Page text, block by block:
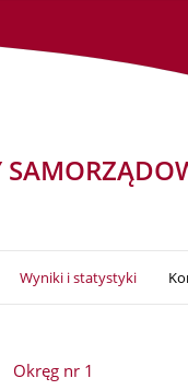
Wyniki i statystyki
Okręg nr 1